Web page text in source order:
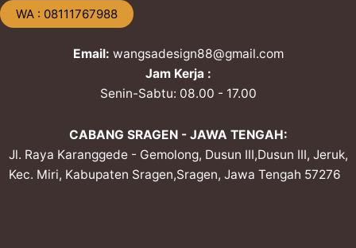
​WA : 08111767988
Email: wangsadesign88@gmail.com
Jam Kerja :
Senin-Sabtu: 08.00 - 17.00
CABANG SRAGEN - JAWA TENGAH:
Jl. Raya Karanggede - Gemolong, Dusun III,Dusun III, Jeruk,
Kec. Miri, Kabupaten Sragen,Sragen, Jawa Tengah 57276